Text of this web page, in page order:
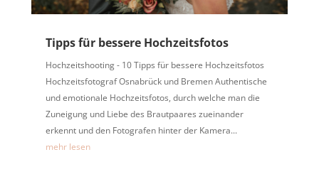
Tipps für bessere Hochzeitsfotos
Hochzeitshooting - 10 Tipps für bessere Hochzeitsfotos
Hochzeitsfotograf Osnabrück und Bremen Authentische
und emotionale Hochzeitsfotos, durch welche man die
Zuneigung und Liebe des Brautpaares zueinander
erkennt und den Fotografen hinter der Kamera...
mehr lesen